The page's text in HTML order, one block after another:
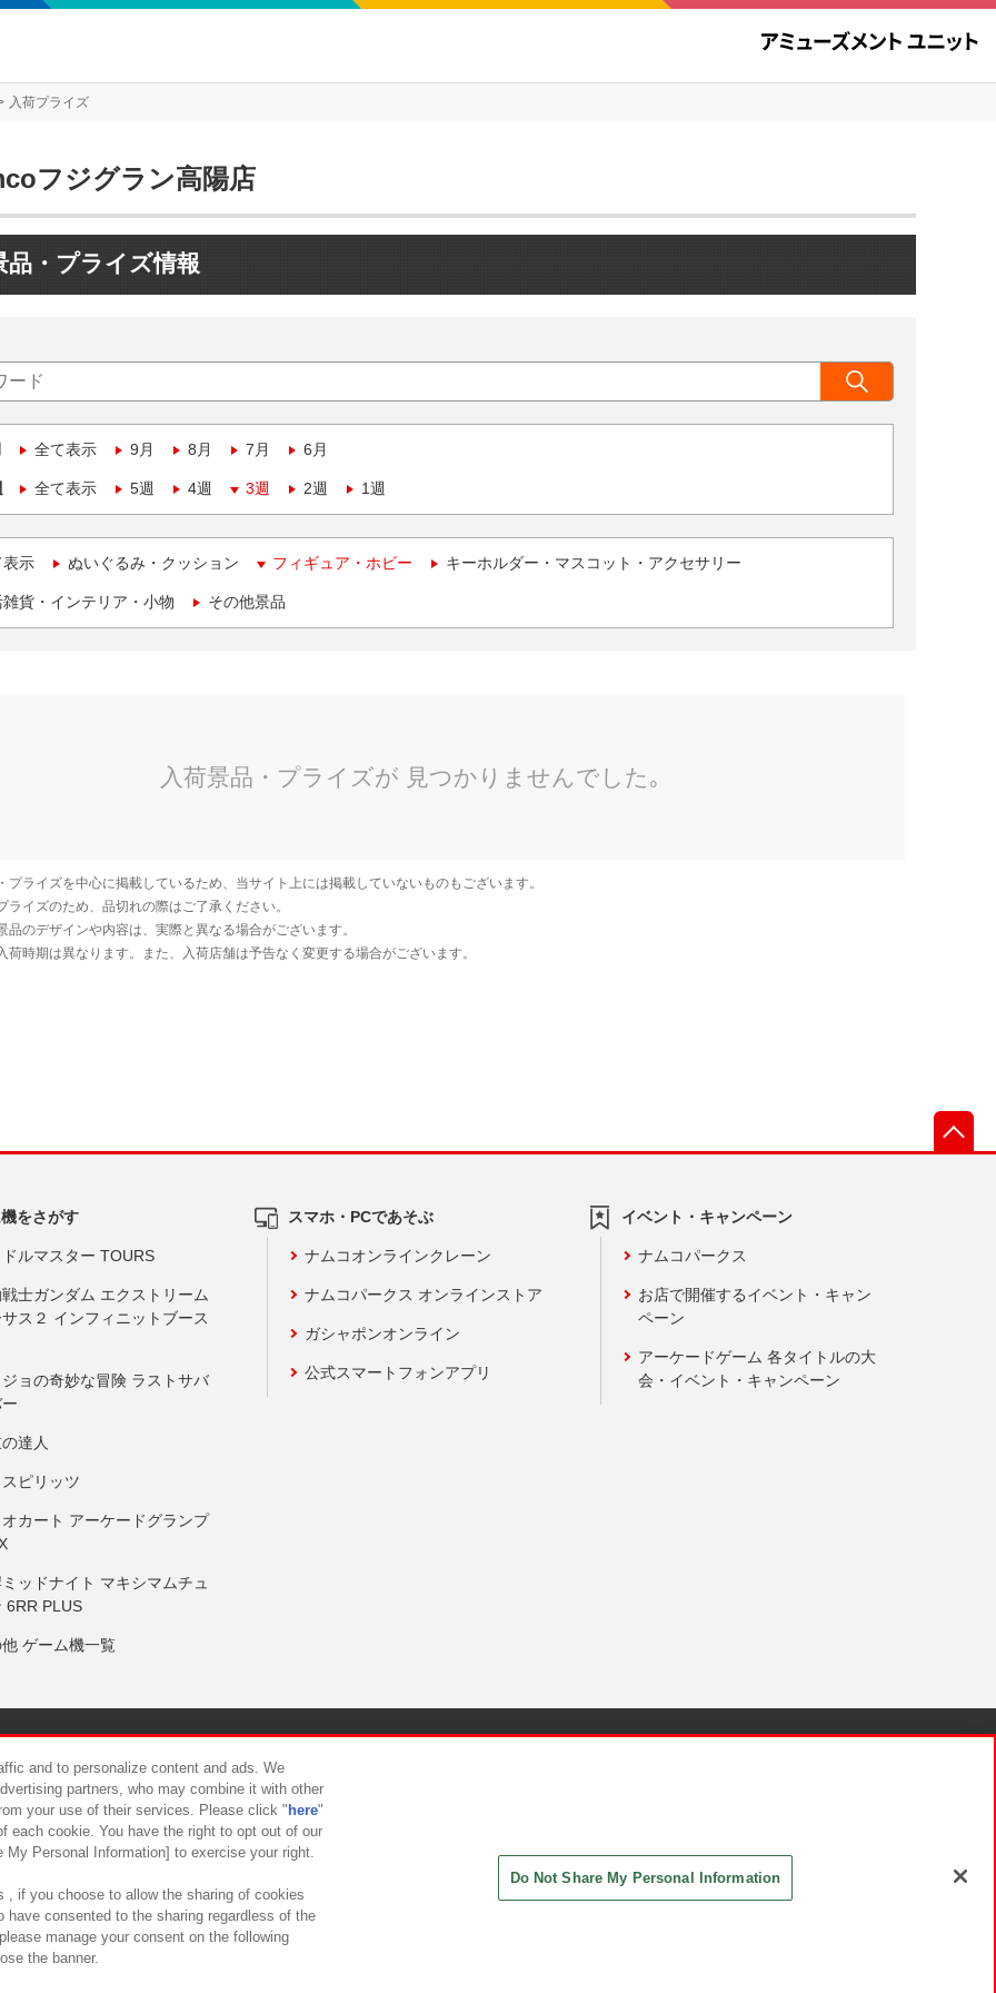
入荷プライズ
フジグラン高陽店
品・プライズ情報
全て表示 9月 8月 7月 6月
全て表示 5週 4週 3週 2週 1週
表示 ぬいぐるみ・クッション フィギュア・ホビー キーホルダー・マスコット・アクセサリー
貨・インテリア・小物 その他景品
をさがす
ルマスター TOURS
士ガンダム エクストリーム
ス２ インフィニットブース
ョの奇妙な冒険 ラストサバ
達人
ピリッツ
カート アーケードグランプ
ッドナイト マキシマムチュ
6RR PLUS
ゲーム機一覧
スマホ・PCであそぶ
ナムコオンラインクレーン
ナムコパークス オンラインストア
ガシャポンオンライン
公式スマートフォンアプリ
イベント・キャンペーン
ナムコパークス
お店で開催するイベント・キャン
ペーン
アーケードゲーム 各タイトルの大
会・イベント・キャンペーン
について カスタマーハラスメント対応方針
and to personalize content and ads. We
partners, who may combine it with other
your use of their services. Please click " here"
each cookie. You have the right to opt out of our
Personal Information] to exercise your right.
, if you choose to allow the sharing of cookies
have consented to the sharing regardless of the
manage your consent on the following
the banner.
Do Not Share My Personal Information